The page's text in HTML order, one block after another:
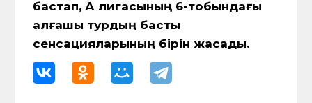
бастап, А лигасының 6-тобындағы
алғашқы турдың басты
сенсацияларының бірін жасады.